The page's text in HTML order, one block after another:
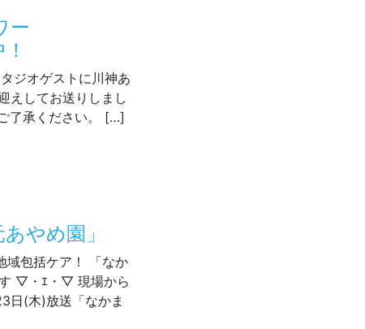
ー
ジオゲストに川神あ
えしてお送りしまし
了承ください。 […]
やめ園」
域包括ケア！ 「なか
す ▽・ｴ・▽ 現場から
日(木)放送「なかま